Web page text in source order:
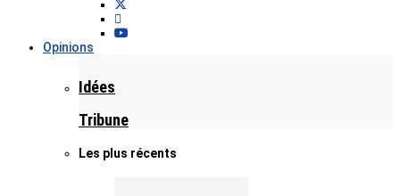
Opinions
Idées
Tribune
Les plus récents